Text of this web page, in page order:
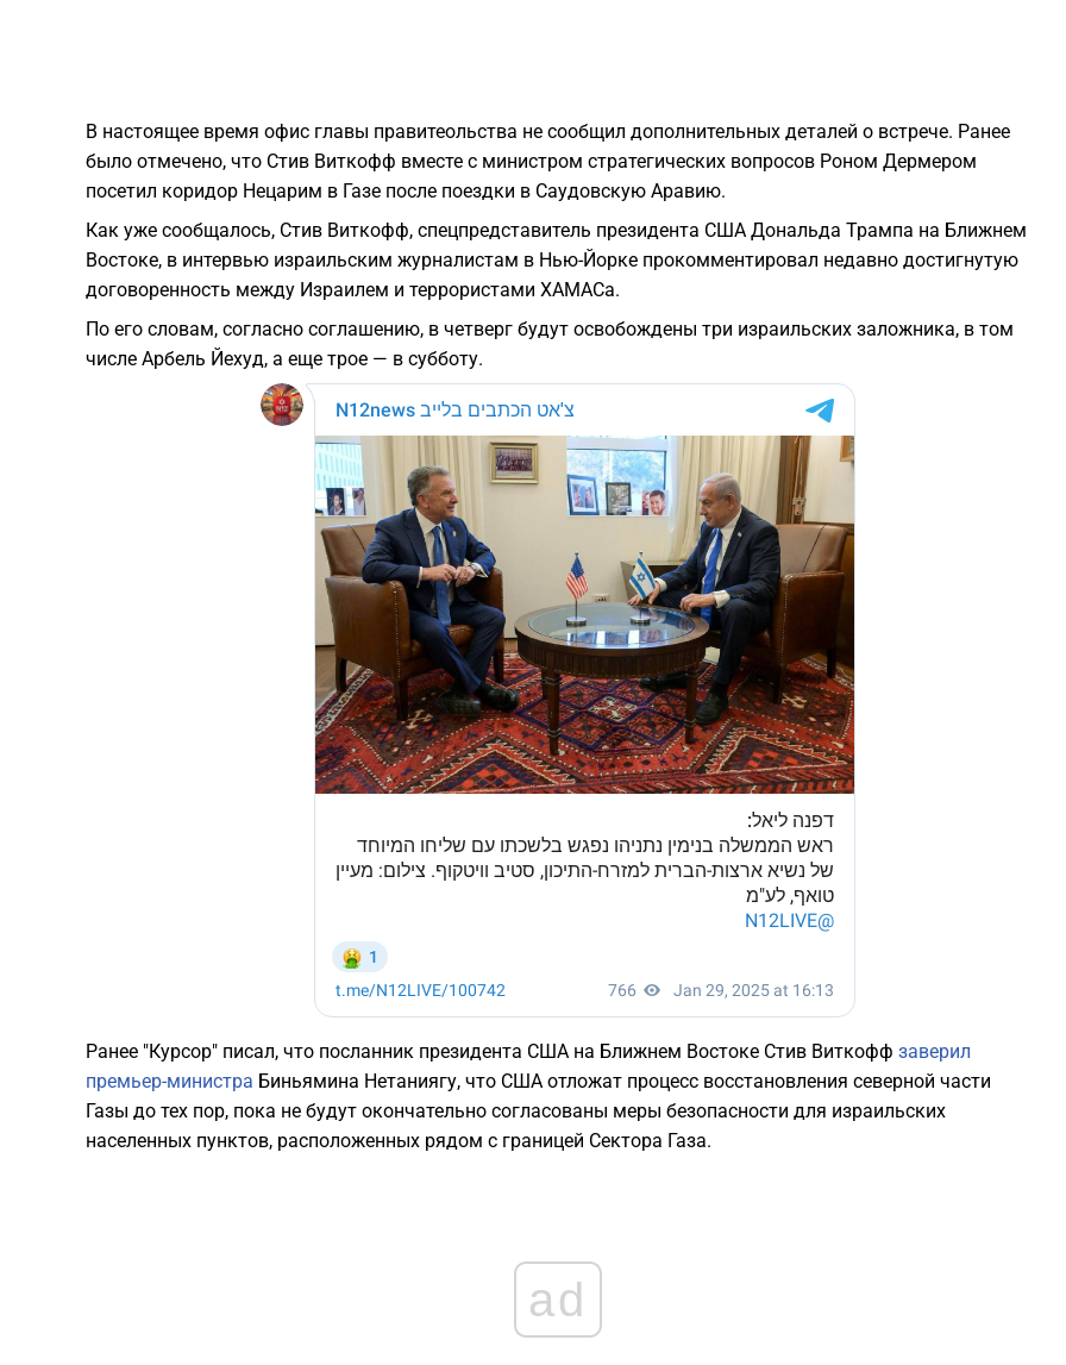
В настоящее время офис главы правитеольства не сообщил дополнительных деталей о встрече. Ранее
было отмечено, что Стив Виткофф вместе с министром стратегических вопросов Роном Дермером
посетил коридор Нецарим в Газе после поездки в Саудовскую Аравию.
Как уже сообщалось, Стив Виткофф, спецпредставитель президента США Дональда Трампа на Ближнем
Востоке, в интервью израильским журналистам в Нью-Йорке прокомментировал недавно достигнутую
договоренность между Израилем и террористами ХАМАСа.
По его словам, согласно соглашению, в четверг будут освобождены три израильских заложника, в том
числе Арбель Йехуд, а еще трое — в субботу.
Ранее "Курсор" писал, что посланник президента США на Ближнем Востоке Стив Виткофф заверил
премьер-министра Биньямина Нетаниягу, что США отложат процесс восстановления северной части
Газы до тех пор, пока не будут окончательно согласованы меры безопасности для израильских
населенных пунктов, расположенных рядом с границей Сектора Газа.
ad